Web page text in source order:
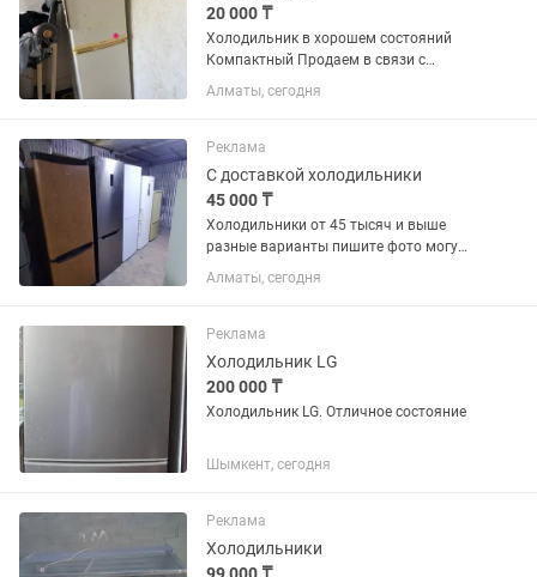
20 000 ₸
Холодильник в хорошем состояний
Компактный Продаем в связи с
переездом
Алматы, сегодня
Реклама
С доставкой холодильники
45 000 ₸
Холодильники от 45 тысяч и выше
разные варианты пишите фото могу
отправить
Алматы, сегодня
Реклама
Холодильник LG
200 000 ₸
Холодильник LG. Отличное состояние
Шымкент, сегодня
Реклама
Холодильники